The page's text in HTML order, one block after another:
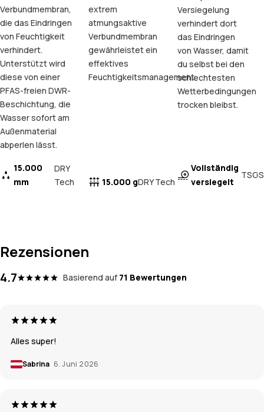
Verbundmembran,
die das Eindringen
von Feuchtigkeit
verhindert.
Unterstützt wird
diese von einer
PFAS-freien DWR-
Beschichtung, die
Wasser sofort am
Außenmaterial
abperlen lässt.
15.000
mm
DRY
Tech
extrem
atmungsaktive
Verbundmembran
gewährleistet ein
effektives
Feuchtigkeitsmanagement.
15.000 gDRY Tech
Versiegelung
verhindert dort
das Eindringen
von Wasser, damit
du selbst bei den
schlechtesten
Wetterbedingungen
trocken bleibst.
Vollständig
versiegelt
TSGS
Rezensionen
4.7 Basierend auf 71 Bewertungen
Alles super!
Sabrina 6. Juni 2026